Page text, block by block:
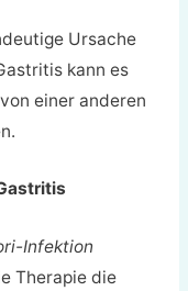
Ursache
kann es
einer anderen
Infektion
Therapie die